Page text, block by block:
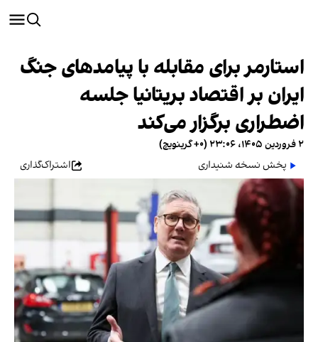
استارمر برای مقابله با پیامدهای جنگ
ایران بر اقتصاد بریتانیا جلسه
اضطراری برگزار می‌کند
۲ فروردین ۱۴۰۵، ۲۳:۰۶ (‎+۰ گرینویچ)
پخش نسخه شنیداری
اشتراک‌گذاری